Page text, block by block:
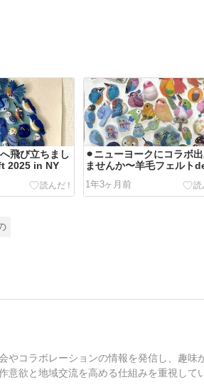
飛び立ちまし
2025 in NY
⚫︎ニューヨークにコラボ
ませんか〜羊毛フェルト
1年3ヶ月前
やコラボレーションの情報を発信し、趣味
意欲と地域交流を高める仕組みを重視して